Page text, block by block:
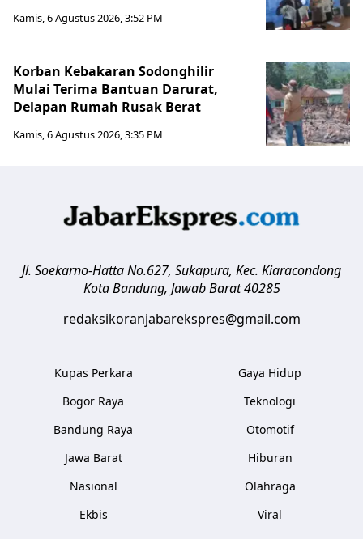
Kamis, 6 Agustus 2026, 3:52 PM
Korban Kebakaran Sodonghilir
Mulai Terima Bantuan Darurat,
Delapan Rumah Rusak Berat
Kamis, 6 Agustus 2026, 3:35 PM
Jl. Soekarno-Hatta No.627, Sukapura, Kec. Kiaracondong
Kota Bandung, Jawab Barat 40285
redaksikoranjabarekspres@gmail.com
Kupas Perkara
Bogor Raya
Bandung Raya
Jawa Barat
Nasional
Ekbis
Gaya Hidup
Teknologi
Otomotif
Hiburan
Olahraga
Viral